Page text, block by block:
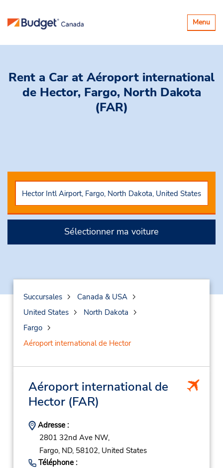
Basculer
la
Menu
Rent a Car at Aéroport international
de Hector, Fargo, North Dakota
(FAR)
Sélectionner ma voiture
Succursales
Canada & USA
United States
North Dakota
Fargo
Aéroport international de Hector
Aéroport international de
Hector(FAR)
Adresse :
2801 32nd Ave NW,
Fargo, ND, 58102, United States
Téléphone :